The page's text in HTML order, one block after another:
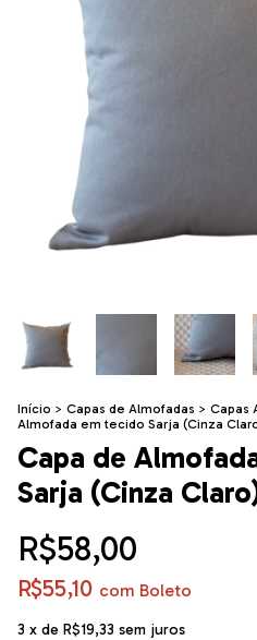
Início > Capas de Almofadas > Capas
Almofada em tecido Sarja (Cinza
Capa de
Sarja (Cinza
R$58,00
R$55,10 com Boleto
3 x de R$19,33 sem juros